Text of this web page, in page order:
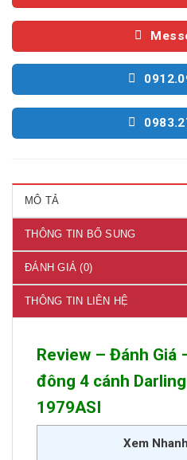
MÔ TẢ
THÔNG TIN BỔ SUNG
ĐÁNH GIÁ (0)
THÔNG TIN LIÊN HỆ
Review – Đánh Giá
đông 4 cánh
1979ASI
Xem